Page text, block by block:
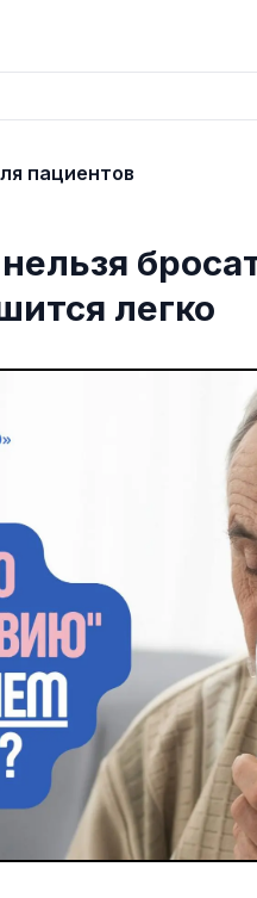
пациентов
легко